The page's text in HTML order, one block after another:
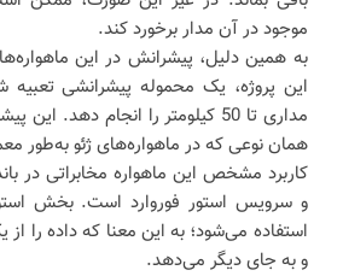
موجود در آن مدار برخورد کند.
به همین دلیل، پیشرانش در این
این پروژه، یک محموله پیشرانشی تعبیه
مداری تا 50 کیلومتر را انجام دهد.
همان نوعی که در ماهواره‌های ژئو به‌طور
استفاده می‌شود؛ به این معنا که داده را
و به جای دیگر می‌دهد.